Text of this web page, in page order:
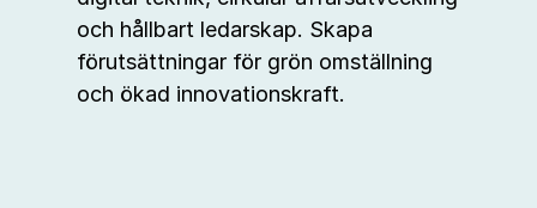
och hållbart ledarskap. Skapa
förutsättningar för grön omställning
och ökad innovationskraft.